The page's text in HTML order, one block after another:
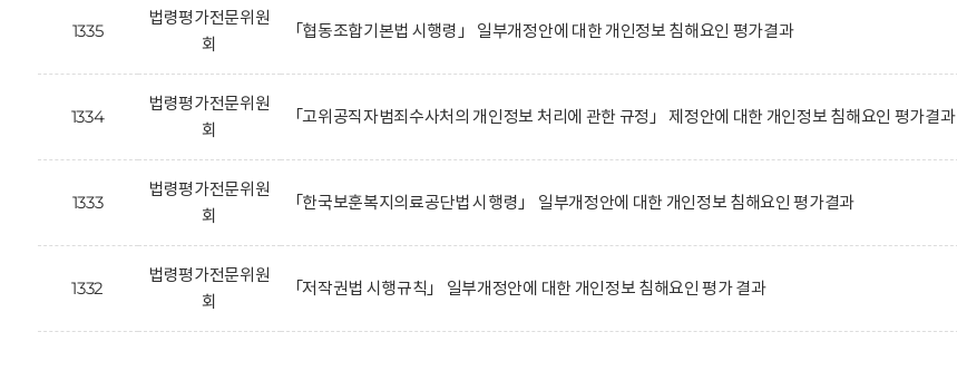
1335
법령평가전문위원
회
「협동조합기본법 시행령」 일부개정안에 대한 개인정보 침해요인 평가결과
1334
법령평가전문위원
회
「고위공직자범죄수사처의 개인정보 처리에 관한 규정」 제정안에 대한 개인정보 침해요인 평가결과
1333
법령평가전문위원
회
「한국보훈복지의료공단법 시행령」 일부개정안에 대한 개인정보 침해요인 평가결과
1332
법령평가전문위원
회
「저작권법 시행규칙」 일부개정안에 대한 개인정보 침해요인 평가 결과